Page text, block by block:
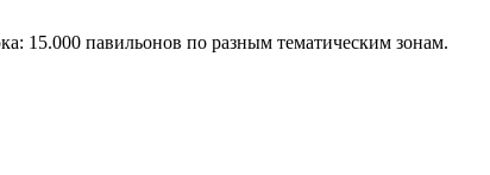
15.000 павильонов по разным тематическим зонам.